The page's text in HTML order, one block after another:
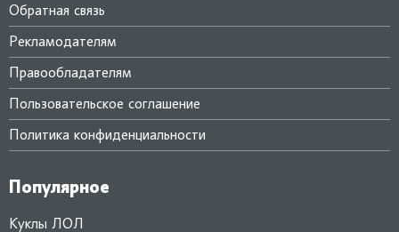
Обратная связь
Рекламодателям
Правообладателям
Пользовательское соглашение
Политика конфиденциальности
Популярное
Куклы ЛОЛ